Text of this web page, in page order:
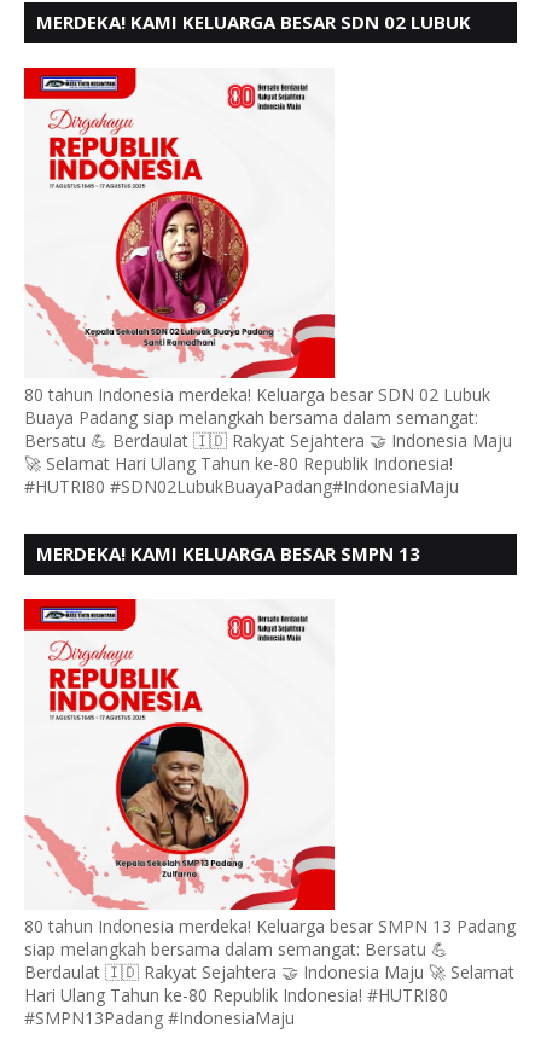
MERDEKA! KAMI KELUARGA BESAR SDN 02 LUBUK
HUT RI KE - 80,
80 tahun Indonesia merdeka! Keluarga besar SDN 02 Lubuk
Buaya Padang siap melangkah bersama dalam semangat:
Bersatu 💪 Berdaulat 🇮🇩 Rakyat Sejahtera 🤝 Indonesia Maju
🚀 Selamat Hari Ulang Tahun ke-80 Republik Indonesia!
#HUTRI80 #SDN02LubukBuayaPadang#IndonesiaMaju
MERDEKA! KAMI KELUARGA BESAR SMPN 13
80 tahun Indonesia merdeka! Keluarga besar SMPN 13 Padang
siap melangkah bersama dalam semangat: Bersatu 💪
Berdaulat 🇮🇩 Rakyat Sejahtera 🤝 Indonesia Maju 🚀 Selamat
Hari Ulang Tahun ke-80 Republik Indonesia! #HUTRI80
#SMPN13Padang #IndonesiaMaju